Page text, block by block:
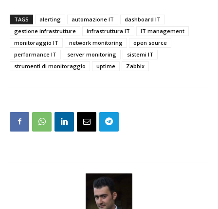
TAGS alerting automazione IT
dashboard IT
gestione infrastrutture
infrastruttura IT
IT management
monitoraggio IT
network monitoring
open source
performance IT
server monitoring
sistemi IT
strumenti di monitoraggio
uptime Zabbix